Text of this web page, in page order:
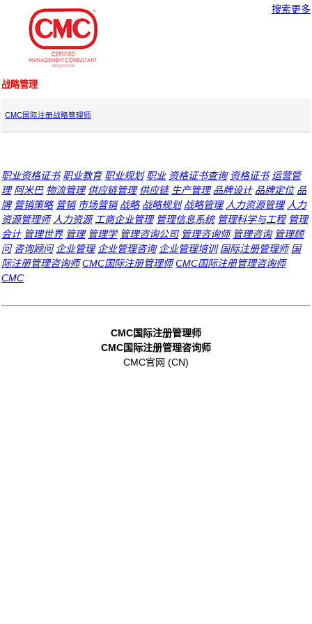
搜索更多
战略管理
CMC国际注册战略管理师
职业资格证书 职业教育 职业规划 职业 资格证书查询 资格证书 运营管
理 阿米巴 物流管理 供应链管理 供应链 生产管理 品牌设计 品牌定位 品
牌 营销策略 营销 市场营销 战略 战略规划 战略管理 人力资源管理 人力
资源管理师 人力资源 工商企业管理 管理信息系统 管理科学与工程 管理
会计 管理世界 管理 管理学 管理咨询公司 管理咨询师 管理咨询 管理顾
问 咨询顾问 企业管理 企业管理咨询 企业管理培训 国际注册管理师 国
际注册管理咨询师 CMC国际注册管理师 CMC国际注册管理咨询师
CMC
CMC国际注册管理师
CMC国际注册管理咨询师
CMC官网 (CN)